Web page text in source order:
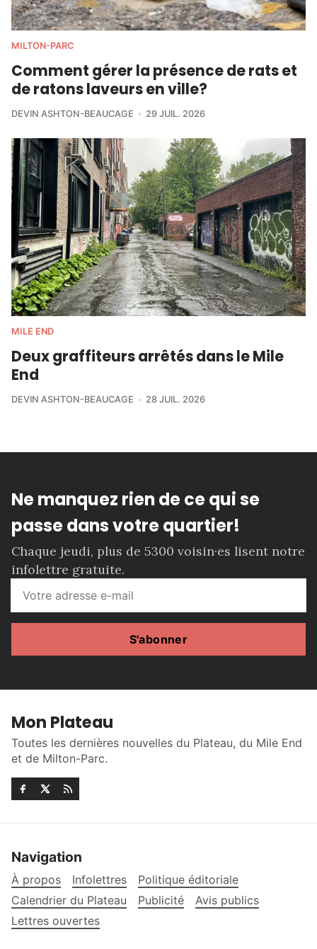
MILTON-PARC
Comment gérer la présence de rats et
de ratons laveurs en ville?
DEVIN ASHTON-BEAUCAGE 29 JUIL. 2026
MILE END
Deux graffiteurs arrêtés dans le Mile
End
DEVIN ASHTON-BEAUCAGE 28 JUIL. 2026
Ne manquez rien de ce qui se
passe dans votre quartier!
Chaque jeudi, plus de 5300 voisin·es lisent notre
infolettre gratuite.
S'abonner
Mon Plateau
Toutes les dernières nouvelles du Plateau, du Mile End
et de Milton-Parc.
Navigation
À propos Infolettres
Politique éditoriale
Calendrier du Plateau
Publicité
Avis publics
Lettres ouvertes